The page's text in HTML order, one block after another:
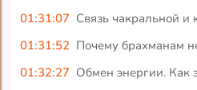
01:31:07 Связь чакральной и
01:31:52 Почему брахманам
01:32:27 Обмен энергии. Как